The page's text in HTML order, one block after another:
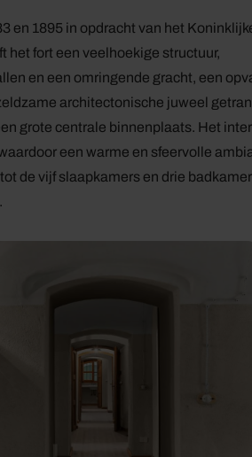
en 1895 in opdracht van het
het fort een veelhoekige structuur,
en een omringende gracht, een
architectonische juweel
grote centrale binnenplaats. Het
een warme en sfeervolle
de vijf slaapkamers en drie